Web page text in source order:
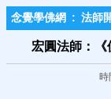
念覺學佛網 : 法師
宏圓法師：